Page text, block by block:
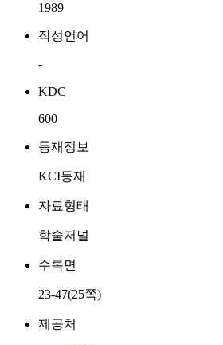
1989
작성언어
-
KDC
600
등재정보
KCI등재
자료형태
학술저널
수록면
23-47(25쪽)
제공처